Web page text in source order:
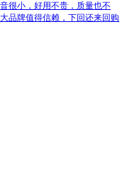
很小，好用不贵，质量也不
品牌值得信赖，下回还来回购